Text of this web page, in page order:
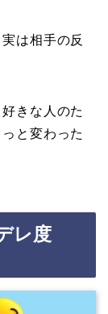
は相手の反
きな人のた
と変わった
レ度